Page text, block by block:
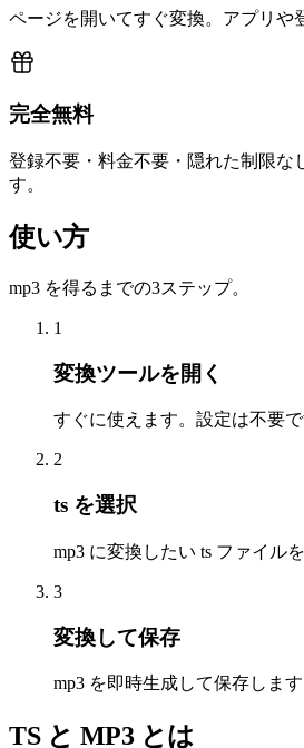
ページを開いてすぐ変換。アプリや
完全無料
登録不要・料金不要・隠れた制限な
す。
使い方
mp3 を得るまでの3ステップ。
1
変換ツールを開く
すぐに使えます。設定は不要で
2
ts を選択
mp3 に変換したい ts ファイル
3
変換して保存
mp3 を即時生成して保存します
TS と MP3 とは